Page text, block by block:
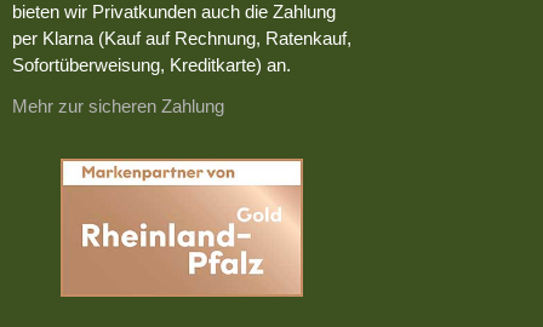
bieten wir Privatkunden auch die Zahlung
per Klarna (Kauf auf Rechnung, Ratenkauf,
Sofortüberweisung, Kreditkarte) an.
Mehr zur sicheren Zahlung